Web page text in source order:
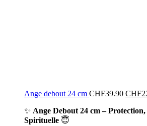
Ange debout 24 cm CHF39.90 CHF
✨ Ange Debout 24 cm –
Spirituelle 😇